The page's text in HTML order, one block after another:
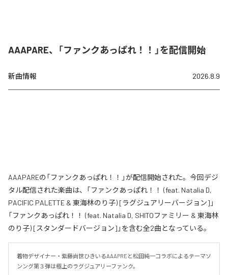
AAAPARE、「ファンクあっぱれ！！」を配信開始
新曲情報 2026.8.9
AAAPAREの「ファンクあっぱれ！！」が配信開始された。今回デジ
タル配信された楽曲は、「ファンクあっぱれ！！ (feat. Natalia D,
PACIFIC PALETTE & 東海林のり子) [ラグジュアリーバージョン]」
「ファンクあっぱれ！！ (feat. Natalia D, SHITOファミリー & 東海林
のり子) [スタンダードバージョン]」を含む全2曲となっている。
着物デザイナー・紫藤尚世ひきいるAAAPREと松田純一コラボによるテーマソ
ンング第３弾は極上のラグジュアリーファンク。